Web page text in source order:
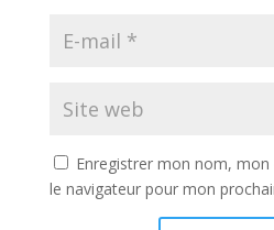
Enregistrer mon nom,
le navigateur pour mon